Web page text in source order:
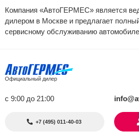
Компания «АвтоГЕРМЕС» является
дилером в Москве и предлагает
сервисному обслуживанию
Официальный дилер
с 9:00 до 21:00
+7 (495) 011-40-03